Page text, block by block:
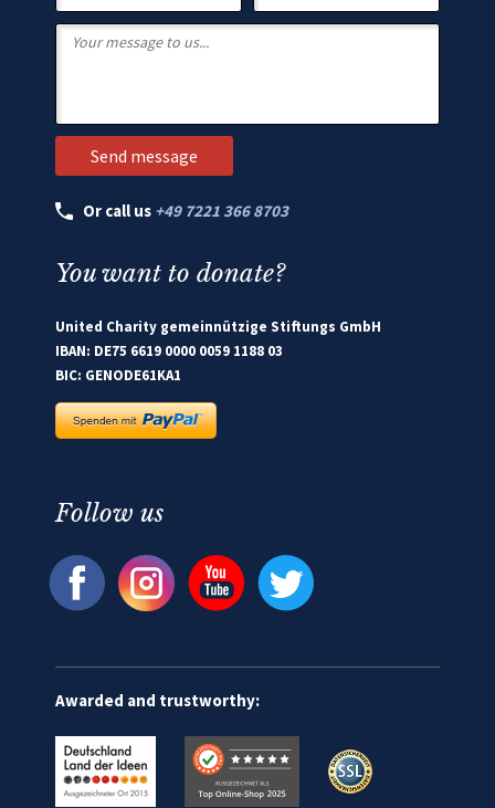
Or call us +49 7221 366 8703
You want to donate?
United Charity gemeinnützige Stiftungs GmbH
IBAN: DE75 6619 0000 0059 1188 03
BIC: GENODE61KA1
Follow us
Awarded and trustworthy: